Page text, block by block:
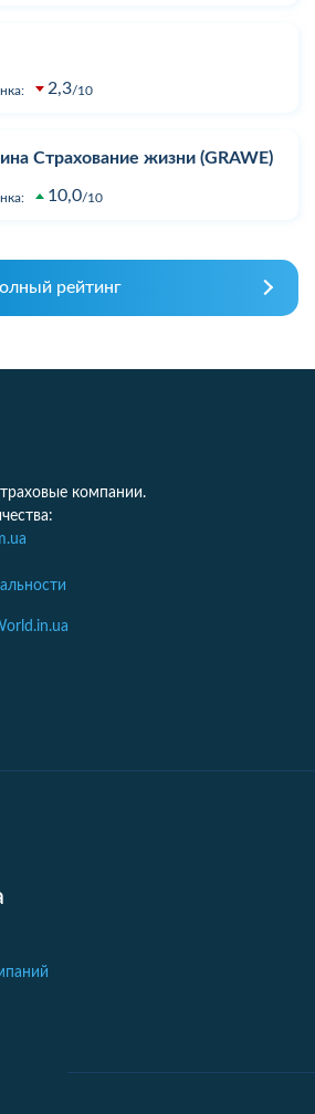
2,3 10
Страхование жизни (GRAWE)
10,0 10
рейтинг
компании.